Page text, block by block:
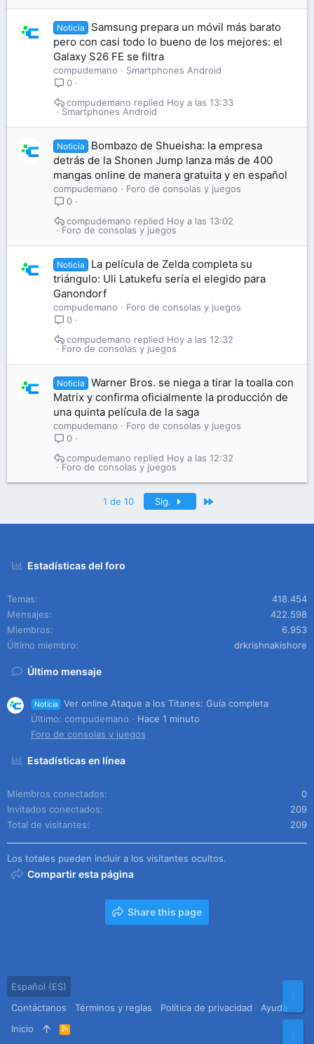
Noticia
Samsung prepara un móvil más barato
pero con casi todo lo bueno de los mejores: el
Galaxy S26 FE se filtra
compudemano
Smartphones Android
0
Smartphones Android
Hoy a las 13:33
compudemano
Noticia
Bombazo de Shueisha: la empresa
detrás de la Shonen Jump lanza más de 400
mangas online de manera gratuita y en español
compudemano
Foro de consolas y juegos
0
Foro de consolas y juegos
Hoy a las 13:02
compudemano
Noticia
La película de Zelda completa su
triángulo: Uli Latukefu sería el elegido para
Ganondorf
compudemano
Foro de consolas y juegos
0
Foro de consolas y juegos
Hoy a las 12:32
compudemano
Noticia
Warner Bros. se niega a tirar la toalla con
Matrix y confirma oficialmente la producción de
una quinta película de la saga
compudemano
Foro de consolas y juegos
0
Foro de consolas y juegos
Hoy a las 12:32
compudemano
1 de 10 Sig.
Estadísticas del foro
Temas
418.454
Mensajes
422.598
Miembros
6.953
Último miembro
drkrishnakishore
Último mensaje
Noticia
Ver online Ataque a los Titanes: Guía completa
Último: compudemano
Hace 1 minuto
Foro de consolas y juegos
Estadísticas en línea
Miembros conectados
0
Invitados conectados
209
Total de visitantes
209
Los totales pueden incluir a los visitantes ocultos.
Compartir esta página
Share this page
Español (ES)
Contáctanos
Términos y reglas Política de privacidad
Ayuda
Inicio
R
S